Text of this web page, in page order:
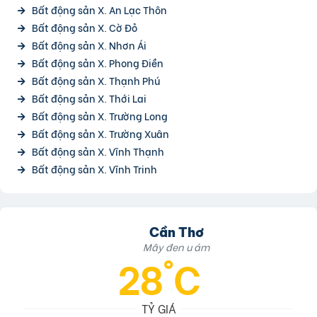
Bất động sản X. An Lạc Thôn
Bất động sản X. Cờ Đỏ
Bất động sản X. Nhơn Ái
Bất động sản X. Phong Điền
Bất động sản X. Thạnh Phú
Bất động sản X. Thới Lai
Bất động sản X. Trường Long
Bất động sản X. Trường Xuân
Bất động sản X. Vĩnh Thạnh
Bất động sản X. Vĩnh Trinh
Cần Thơ
Mây đen u ám
28°C
TỶ GIÁ